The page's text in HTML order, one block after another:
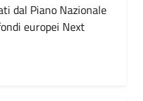
dal Piano Nazionale
europei Next